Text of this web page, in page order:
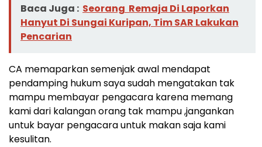
Baca Juga : Seorang Remaja Di Laporkan
Hanyut Di Sungai Kuripan, Tim SAR Lakukan
Pencarian
CA memaparkan semenjak awal mendapat
pendamping hukum saya sudah mengatakan tak
mampu membayar pengacara karena memang
kami dari kalangan orang tak mampu ,jangankan
untuk bayar pengacara untuk makan saja kami
kesulitan.